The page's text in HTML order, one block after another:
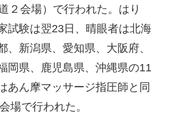
２会場）で行われた。はり
試験は翌23日、晴眼者は北海
、新潟県、愛知県、大阪府、
岡県、鹿児島県、沖縄県の11
あん摩マッサージ指圧師と同
場で行われた。